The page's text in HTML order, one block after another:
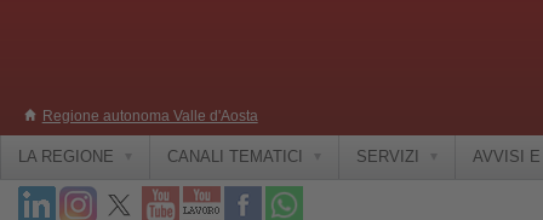
Regione autonoma Valle d'Aosta
LA REGIONE CANALI TEMATICI SERVIZI AVVISI